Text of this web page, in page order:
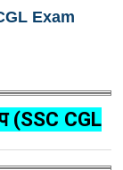
Exam
(SSC CGL